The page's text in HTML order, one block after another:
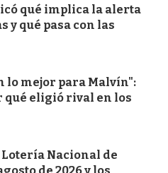
qué implica la alerta
y qué pasa con las
lo mejor para Malvín":
qué eligió rival en los
Nacional de
de 2026 y los